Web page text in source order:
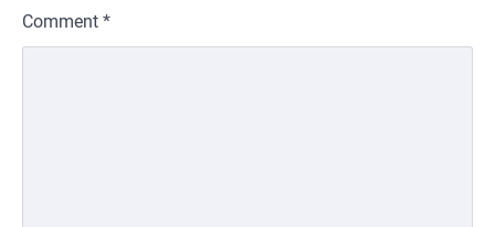
Comment *